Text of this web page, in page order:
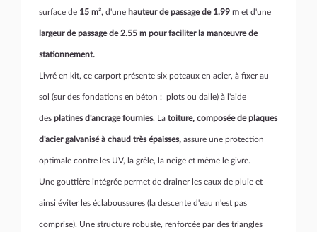
surface de 15 m², d'une hauteur de passage de 1.99 m et d'une
largeur de passage de 2.55 m pour faciliter la manœuvre de
stationnement.
Livré en kit, ce carport présente six poteaux en acier, à fixer au
sol (sur des fondations en béton : plots ou dalle) à l'aide
des platines d'ancrage fournies. La toiture, composée de plaques
d'acier galvanisé à chaud très épaisses, assure une protection
optimale contre les UV, la grêle, la neige et même le givre.
Une gouttière intégrée permet de drainer les eaux de pluie et
ainsi éviter les éclaboussures (la descente d'eau n'est pas
comprise). Une structure robuste, renforcée par des triangles